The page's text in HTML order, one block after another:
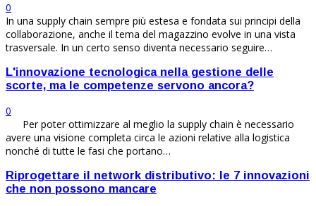
0
In una supply chain sempre più estesa e fondata sui principi della
collaborazione, anche il tema del magazzino evolve in una vista
trasversale. In un certo senso diventa necessario seguire…
L'innovazione tecnologica nella gestione delle
scorte, ma le competenze servono ancora?
0
Per poter ottimizzare al meglio la supply chain è necessario
avere una visione completa circa le azioni relative alla logistica
nonché di tutte le fasi che portano…
Riprogettare il network distributivo: le 7 innovazioni
che non possono mancare